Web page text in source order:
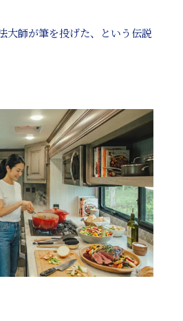
大師が筆を投げた、という伝説